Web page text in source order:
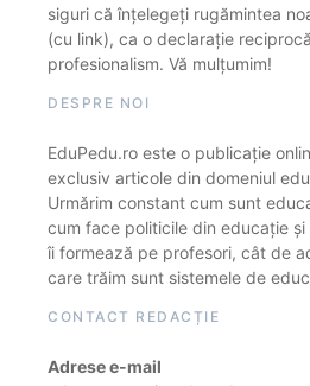
siguri că înțelegeți rugămintea
(cu link), ca o declarație
profesionalism. Vă mulțumim!
DESPRE NOI
EduPedu.ro este o publicație
exclusiv articole din domeniul
Urmărim constant cum sunt
cum face politicile din educație
îi formează pe profesori, cât de
care trăim sunt sistemele de
CONTACT REDACȚIE
Adrese e-mail